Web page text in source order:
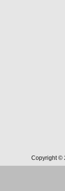
Copyright ©